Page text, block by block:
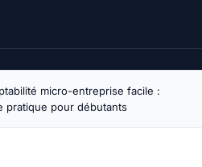
micro-entreprise facile :
pratique pour débutants